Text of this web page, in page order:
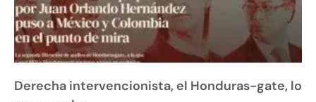
Derecha intervencionista, el Honduras-gate, lo